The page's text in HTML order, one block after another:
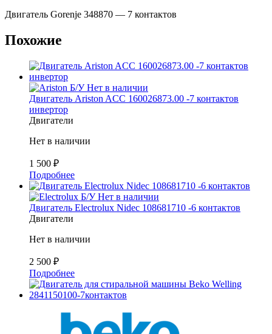
Двигатель Gorenje 348870 — 7 контактов
Похожие
Б/У Нет в наличии
Двигатель Ariston ACC 160026873.00 -7 контактов
инвертор
Двигатели
Нет в наличии
1 500 ₽
Подробнее
Б/У Нет в наличии
Двигатель Electrolux Nidec 108681710 -6 контактов
Двигатели
Нет в наличии
2 500 ₽
Подробнее